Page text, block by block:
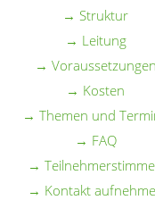
→ Struktur
→ Leitung
→ Voraussetzungen
→ Kosten
→ Themen und
→ FAQ
→
→ Kontakt